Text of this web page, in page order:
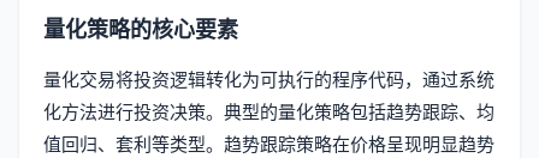
量化策略的核心要素
量化交易将投资逻辑转化为可执行的程序代码，通过系统
化方法进行投资决策。典型的量化策略包括趋势跟踪、均
值回归、套利等类型。趋势跟踪策略在价格呈现明显趋势